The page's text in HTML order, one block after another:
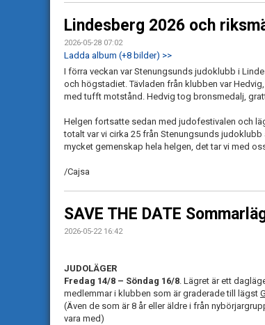
Lindesberg 2026 och
2026-05-28 07:02
Ladda album (+8 bilder) >>
I förra veckan var Stenungsunds judoklubb i
och högstadiet. Tävladen från klubben var
med tufft motstånd. Hedvig tog bronsmedalj,
Helgen fortsatte sedan med judofestivalen och
totalt var vi cirka 25 från Stenungsunds
mycket gemenskap hela helgen, det tar vi med
/Cajsa
SAVE THE DATE
2026-05-22 16:42
JUDOLÄGER
Fredag 14/8 – Söndag 16/8. Lägret är ett
medlemmar i klubben som är graderade till lägst
(Även de som är 8 år eller äldre i från
vara med)